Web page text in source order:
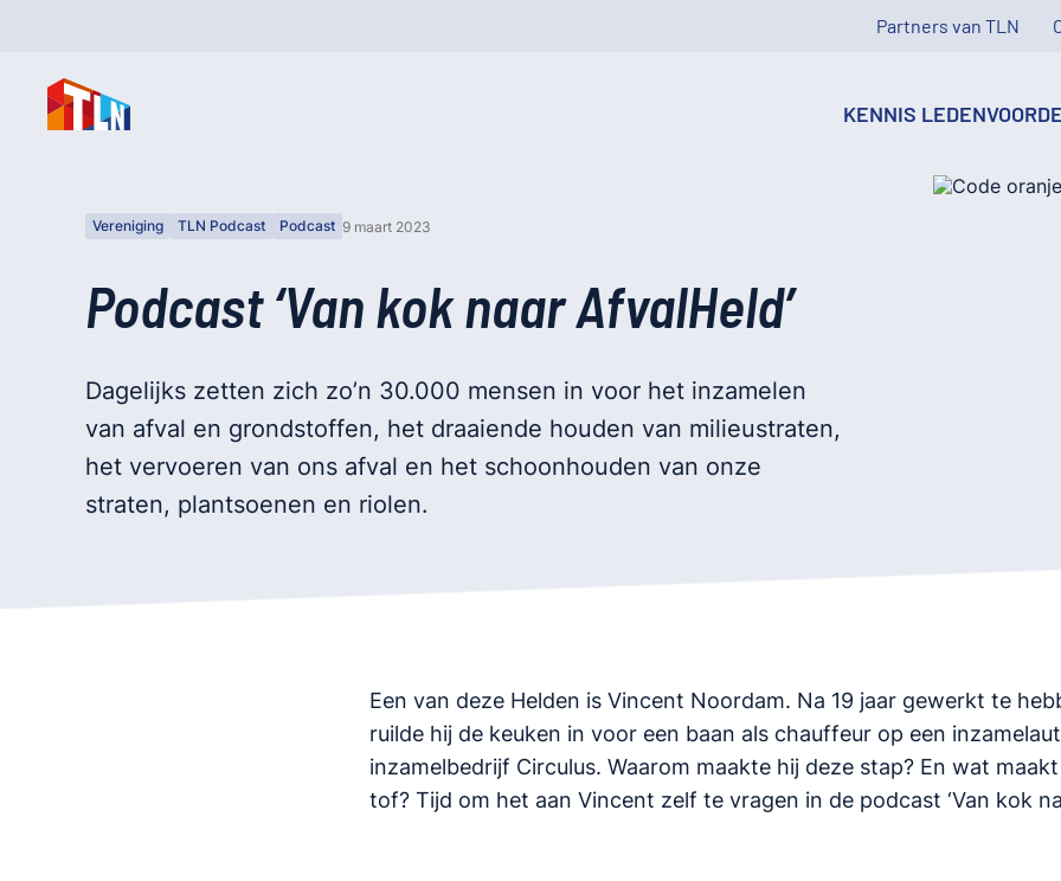
Partners van TLN
KENNIS
Vereniging TLN Podcast Podcast 9 maart 2023
Podcast ‘Van kok naar AfvalHeld’
Dagelijks zetten zich zo’n 30.000 mensen in voor het inzamelen
van afval en grondstoffen, het draaiende houden van milieustraten,
het vervoeren van ons afval en het schoonhouden van onze
straten, plantsoenen en riolen.
Een van deze Helden is Vincent Noordam. Na 19 jaar gewerkt te
ruilde hij de keuken in voor een baan als chauffeur op een
inzamelbedrijf Circulus. Waarom maakte hij deze stap? En wat
tof? Tijd om het aan Vincent zelf te vragen in de podcast ‘Van kok